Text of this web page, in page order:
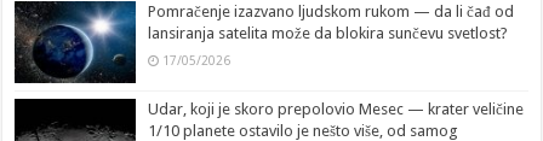
Pomračenje izazvano ljudskom rukom — da li čađ od
lansiranja satelita može da blokira sunčevu svetlost?
17/05/2026
Udar, koji je skoro prepolovio Mesec — krater veličine
1/10 planete ostavilo je nešto više, od samog